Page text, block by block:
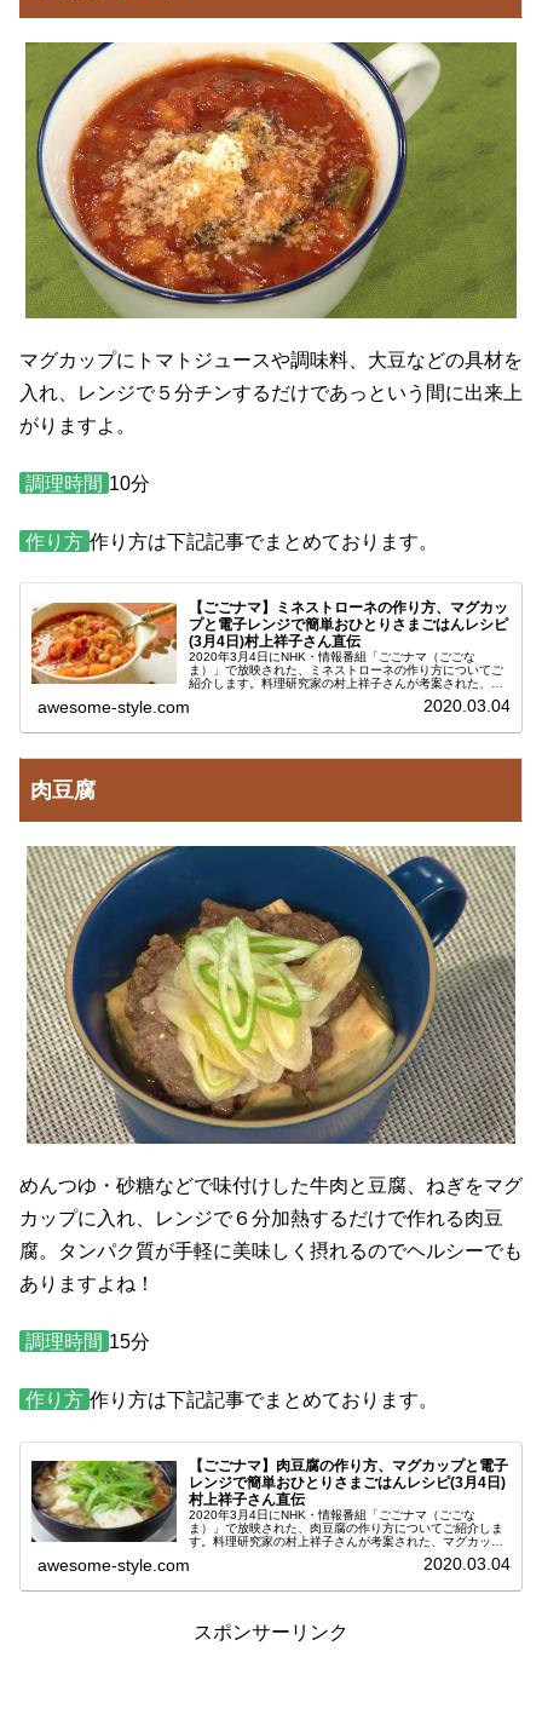
マグカップにトマトジュースや調味料、大豆などの具材を
入れ、レンジで５分チンするだけであっという間に出来上
がりますよ。
調理時間 10分
作り方 作り方は下記記事でまとめております。
【ごごナマ】ミネストローネの作り方、マグカッ
プと電子レンジで簡単おひとりさまごはんレシピ
(3月4日)村上祥子さん直伝
2020年3月4日にNHK・情報番組「ごごナマ（ごごな
ま）」で放映された、ミネストローネの作り方についてご
紹介します。料理研究家の村上祥子さんが考案された、マ
awesome-style.com 2020.03.04
肉豆腐
めんつゆ・砂糖などで味付けした牛肉と豆腐、ねぎをマグ
カップに入れ、レンジで６分加熱するだけで作れる肉豆
腐。タンパク質が手軽に美味しく摂れるのでヘルシーでも
ありますよね！
調理時間 15分
作り方 作り方は下記記事でまとめております。
【ごごナマ】肉豆腐の作り方、マグカップと電子
レンジで簡単おひとりさまごはんレシピ(3月4日)
村上祥子さん直伝
2020年3月4日にNHK・情報番組「ごごナマ（ごごな
ま）」で放映された、肉豆腐の作り方についてご紹介しま
す。料理研究家の村上祥子さんが考案された、マグカップ
awesome-style.com 2020.03.04
スポンサーリンク